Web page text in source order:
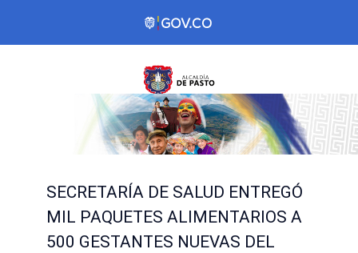
SECRETARÍA DE SALUD ENTREGÓ
MIL PAQUETES ALIMENTARIOS A
500 GESTANTES NUEVAS DEL